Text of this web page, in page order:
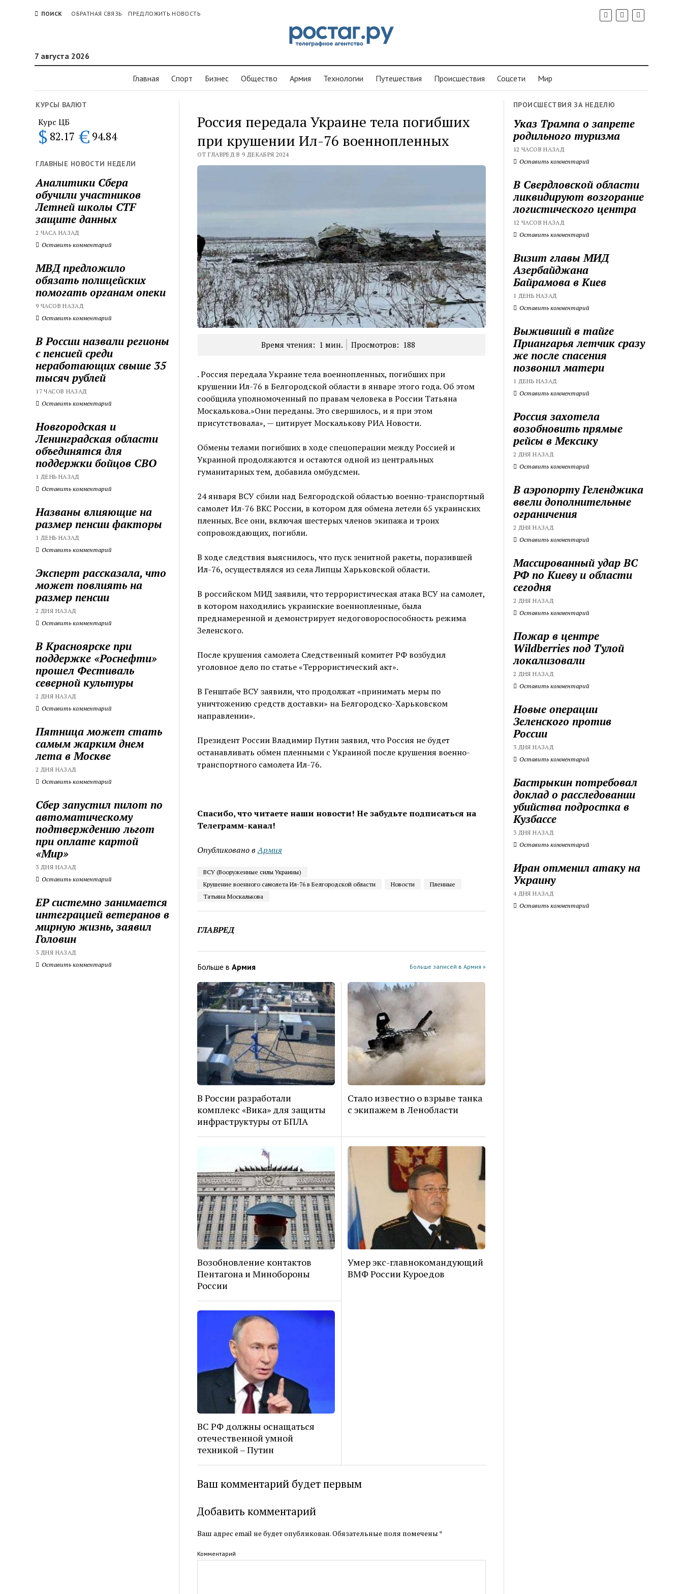
ПОИСК ОБРАТНАЯ СВЯЗЬ ПРЕДЛОЖИТЬ НОВОСТЬ
7 августа 2026
Главная Спорт Бизнес Общество Армия Технологии Путешествия Проиcшествия Соцсети Мир
КУРСЫ ВАЛЮТ
Курс ЦБ
$ 82.17 € 94.84
ГЛАВНЫЕ НОВОСТИ НЕДЕЛИ
Аналитики Сбера
обучили участников
Летней школы CTF
защите данных
2 ЧАСА НАЗАД
Оставить комментарий
МВД предложило
обязать полицейских
помогать органам опеки
9 ЧАСОВ НАЗАД
Оставить комментарий
В России назвали регионы
с пенсией среди
неработающих свыше 35
тысяч рублей
17 ЧАСОВ НАЗАД
Оставить комментарий
Новгородская и
Ленинградская области
объединятся для
поддержки бойцов СВО
1 ДЕНЬ НАЗАД
Оставить комментарий
Названы влияющие на
размер пенсии факторы
1 ДЕНЬ НАЗАД
Оставить комментарий
Эксперт рассказала, что
может повлиять на
размер пенсии
2 ДНЯ НАЗАД
Оставить комментарий
В Красноярске при
поддержке «Роснефти»
прошел Фестиваль
северной культуры
2 ДНЯ НАЗАД
Оставить комментарий
Пятница может стать
самым жарким днем
лета в Москве
2 ДНЯ НАЗАД
Оставить комментарий
Сбер запустил пилот по
автоматическому
подтверждению льгот
при оплате картой
«Мир»
3 ДНЯ НАЗАД
Оставить комментарий
ЕР системно занимается
интеграцией ветеранов в
мирную жизнь, заявил
Головин
3 ДНЯ НАЗАД
Оставить комментарий
Россия передала Украине тела погибших
при крушении Ил-76 военнопленных
ОТ ГЛАВРЕД В 9 ДЕКАБРЯ 2024
Время чтения: 1 мин. Просмотров: 188
. Россия передала Украине тела военнопленных, погибших при
крушении Ил-76 в Белгородской области в январе этого года. Об этом
сообщила уполномоченный по правам человека в России Татьяна
Москалькова.»Они переданы. Это свершилось, и я при этом
присутствовала», — цитирует Москалькову РИА Новости.
Обмены телами погибших в ходе спецоперации между Россией и
Украиной продолжаются и остаются одной из центральных
гуманитарных тем, добавила омбудсмен.
24 января ВСУ сбили над Белгородской областью военно-транспортный
самолет Ил-76 ВКС России, в котором для обмена летели 65 украинских
пленных. Все они, включая шестерых членов экипажа и троих
сопровождающих, погибли.
В ходе следствия выяснилось, что пуск зенитной ракеты, поразившей
Ил-76, осуществлялся из села Липцы Харьковской области.
В российском МИД заявили, что террористическая атака ВСУ на самолет,
в котором находились украинские военнопленные, была
преднамеренной и демонстрирует недоговороспособность режима
Зеленского.
После крушения самолета Следственный комитет РФ возбудил
уголовное дело по статье «Террористический акт».
В Генштабе ВСУ заявили, что продолжат «принимать меры по
уничтожению средств доставки» на Белгородско-Харьковском
направлении».
Президент России Владимир Путин заявил, что Россия не будет
останавливать обмен пленными с Украиной после крушения военно-
транспортного самолета Ил-76.
Спасибо, что читаете наши новости! Не забудьте подписаться на
Телеграмм-канал!
Опубликовано в Армия
ВСУ (Вооруженные силы Украины)
Крушение военного самолета Ил-76 в Белгородской области
Новости
Пленные
Татьяна Москалькова
ГЛАВРЕД
Больше в Армия Больше записей в Армия »
В России разработали
комплекс «Вика» для защиты
инфраструктуры от БПЛА
Стало известно о взрыве танка
с экипажем в Ленобласти
Возобновление контактов
Пентагона и Минобороны
России
Умер экс-главнокомандующий
ВМФ России Куроедов
ВС РФ должны оснащаться
отечественной умной
техникой – Путин
Ваш комментарий будет первым
Добавить комментарий
Ваш адрес email не будет опубликован.Обязательные поля помечены *
Комментарий
ПРОИСШЕСТВИЯ ЗА НЕДЕЛЮ
Указ Трампа о запрете
родильного туризма
12 ЧАСОВ НАЗАД
Оставить комментарий
В Свердловской области
ликвидируют возгорание
логистического центра
12 ЧАСОВ НАЗАД
Оставить комментарий
Визит главы МИД
Азербайджана
Байрамова в Киев
1 ДЕНЬ НАЗАД
Оставить комментарий
Выживший в тайге
Приангарья летчик сразу
же после спасения
позвонил матери
1 ДЕНЬ НАЗАД
Оставить комментарий
Россия захотела
возобновить прямые
рейсы в Мексику
2 ДНЯ НАЗАД
Оставить комментарий
В аэропорту Геленджика
ввели дополнительные
ограничения
2 ДНЯ НАЗАД
Оставить комментарий
Массированный удар ВС
РФ по Киеву и области
сегодня
2 ДНЯ НАЗАД
Оставить комментарий
Пожар в центре
Wildberries под Тулой
локализовали
2 ДНЯ НАЗАД
Оставить комментарий
Новые операции
Зеленского против
России
3 ДНЯ НАЗАД
Оставить комментарий
Бастрыкин потребовал
доклад о расследовании
убийства подростка в
Кузбассе
3 ДНЯ НАЗАД
Оставить комментарий
Иран отменил атаку на
Украину
4 ДНЯ НАЗАД
Оставить комментарий